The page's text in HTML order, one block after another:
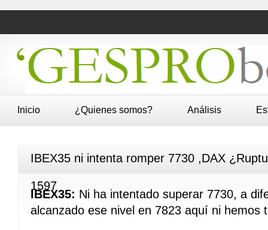
Inicio ¿Quienes somos? Análisis
IBEX35 ni intenta romper 7730 ,DAX
1597
IBEX35: Ni ha intentado superar 7730, a
alcanzado ese nivel en 7823 aquí ni hemos